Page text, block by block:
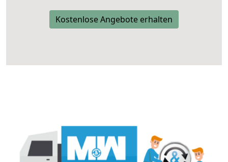
Kostenlose Angebote erhalten